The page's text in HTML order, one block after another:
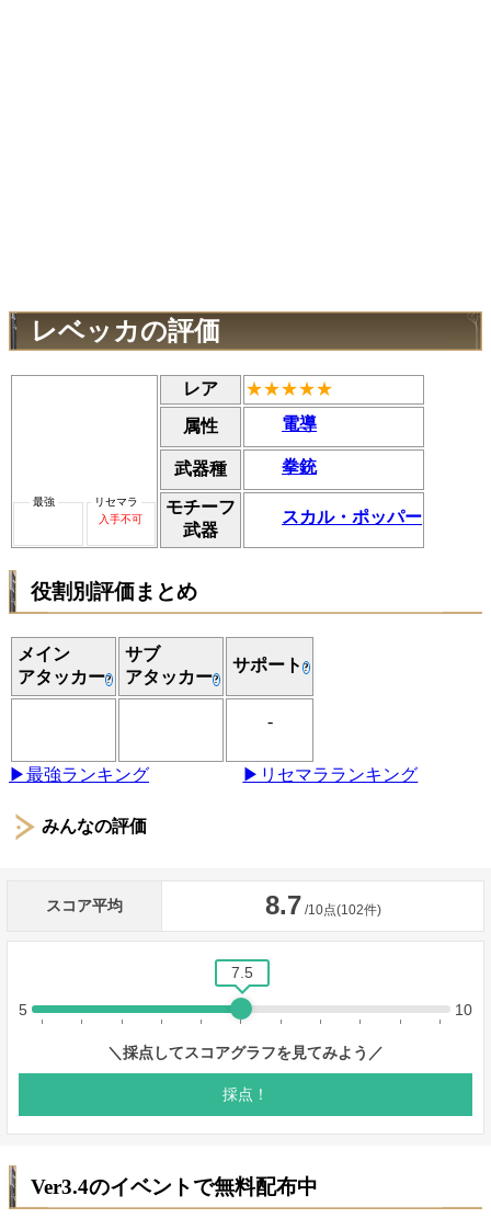
レベッカの評価
入手不可
レア
★★★★★
属性
電導
武器種 拳銃
モチーフ
武器
スカル・ポッパー
役割別評価まとめ
メイン
アタッカー?
サブ
アタッカー?
サポート ?
-
▶最強ランキング ▶リセマラランキング
みんなの評価
Ver3.4のイベントで無料配布中